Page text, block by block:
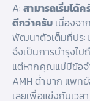
A:สามารถเริ่มได้
ดีกว่าครับเนื่องจา
พัฒนาตัวเต็มที่ประ
จึงเป็นการบำรุงไป
แต่หากคุณแม่มีข้อจ
AMH ต่ำมาก แพท
เลยเพื่อแข่งกับเวล